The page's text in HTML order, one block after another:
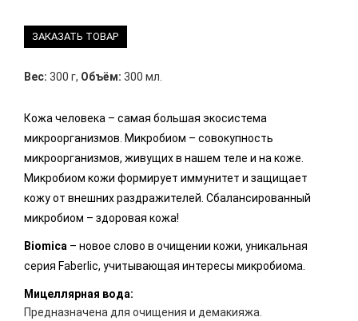
ЗАКАЗАТЬ ТОВАР
Вес: 300 г, Объём: 300 мл.
Кожа человека – самая большая экосистема
микроорганизмов. Микробиом – совокупность
микроорганизмов, живущих в нашем теле и на коже.
Микробиом кожи формирует иммунитет и защищает
кожу от внешних раздражителей. Сбалансированный
микробиом – здоровая кожа!
Biomica – новое слово в очищении кожи, уникальная
серия Faberlic, учитывающая интересы микробиома.
Мицеллярная вода:
Предназначена для очищения и демакияжа.